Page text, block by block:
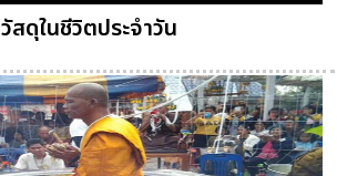
วัสดุในชีวิตประจำวัน